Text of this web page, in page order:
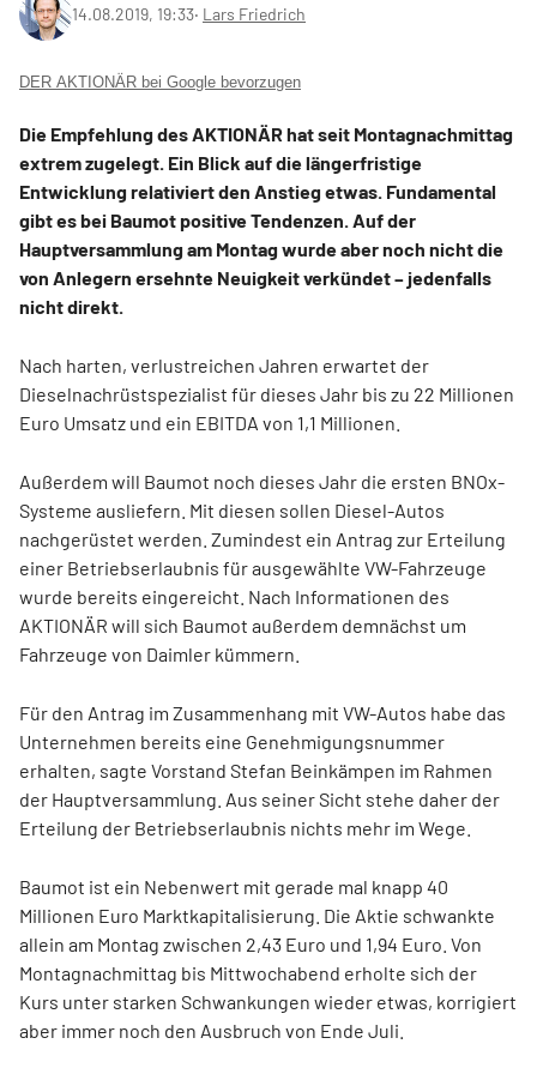
14.08.2019, 19:33‧ Lars Friedrich
DER AKTIONÄR bei Google bevorzugen
Die Empfehlung des AKTIONÄR hat seit Montagnachmittag
extrem zugelegt. Ein Blick auf die längerfristige
Entwicklung relativiert den Anstieg etwas. Fundamental
gibt es bei Baumot positive Tendenzen. Auf der
Hauptversammlung am Montag wurde aber noch nicht die
von Anlegern ersehnte Neuigkeit verkündet – jedenfalls
nicht direkt.
Nach harten, verlustreichen Jahren erwartet der
Dieselnachrüstspezialist für dieses Jahr bis zu 22 Millionen
Euro Umsatz und ein EBITDA von 1,1 Millionen.
Außerdem will Baumot noch dieses Jahr die ersten BNOx-
Systeme ausliefern. Mit diesen sollen Diesel-Autos
nachgerüstet werden. Zumindest ein Antrag zur Erteilung
einer Betriebserlaubnis für ausgewählte VW-Fahrzeuge
wurde bereits eingereicht. Nach Informationen des
AKTIONÄR will sich Baumot außerdem demnächst um
Fahrzeuge von Daimler kümmern.
Für den Antrag im Zusammenhang mit VW-Autos habe das
Unternehmen bereits eine Genehmigungsnummer
erhalten, sagte Vorstand Stefan Beinkämpen im Rahmen
der Hauptversammlung. Aus seiner Sicht stehe daher der
Erteilung der Betriebserlaubnis nichts mehr im Wege.
Baumot ist ein Nebenwert mit gerade mal knapp 40
Millionen Euro Marktkapitalisierung. Die Aktie schwankte
allein am Montag zwischen 2,43 Euro und 1,94 Euro. Von
Montagnachmittag bis Mittwochabend erholte sich der
Kurs unter starken Schwankungen wieder etwas, korrigiert
aber immer noch den Ausbruch von Ende Juli.